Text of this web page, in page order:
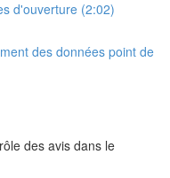
d'ouverture (2:02)
des données point de
des avis dans le